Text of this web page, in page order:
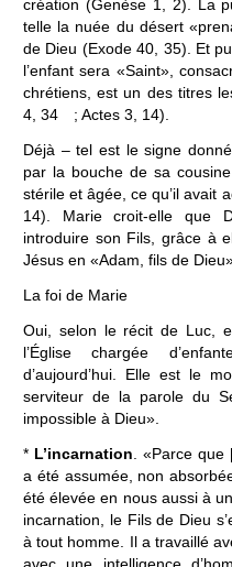
création (Genèse 1, 2). La
telle la nuée du désert
de Dieu (Exode 40, 35). Et
l’enfant sera «Saint»,
chrétiens, est un des titres
4, 34 ; Actes 3, 14).
Déjà – tel est le signe
par la bouche de sa
stérile et âgée, ce qu’il avait
14). Marie croit-elle que
introduire son Fils, grâce à
Jésus en «Adam, fils de
La foi de Marie
Oui, selon le récit de Luc,
l’Église chargée
d’aujourd’hui. Elle est le
serviteur de la parole du
impossible à Dieu».
* L’incarnation . «Parce
a été assumée, non
été élevée en nous aussi à
incarnation, le Fils de Dieu
à tout homme. Il a travaillé
avec une intelligence